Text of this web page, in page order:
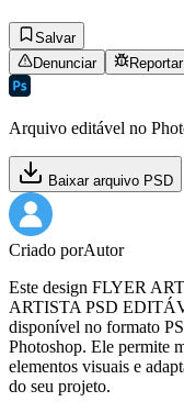
Salvar
Denunciar
Arquivo editável no
Baixar arquivo PSD
Criado porAutor
Este design FLYER
ARTISTA PSD
disponível no formato
Photoshop. Ele permite
elementos visuais e
do seu projeto.